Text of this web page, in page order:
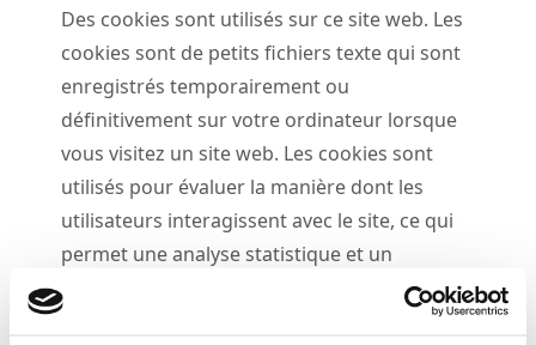
Des cookies sont utilisés sur ce site web. Les
cookies sont de petits fichiers texte qui sont
enregistrés temporairement ou
définitivement sur votre ordinateur lorsque
vous visitez un site web. Les cookies sont
utilisés pour évaluer la manière dont les
utilisateurs interagissent avec le site, ce qui
permet une analyse statistique et un
développement continu.